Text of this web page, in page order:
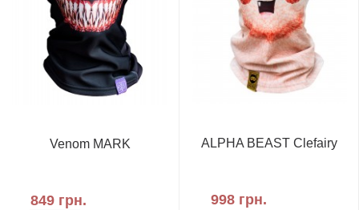
Venom MARK
849 грн.
ALPHA BEAST Clefairy
998 грн.